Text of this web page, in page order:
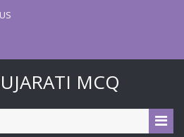
MCQ